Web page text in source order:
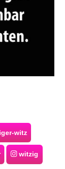
witz
witzig